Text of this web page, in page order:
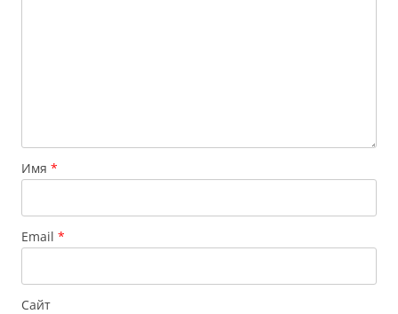
Имя *
Email *
Сайт